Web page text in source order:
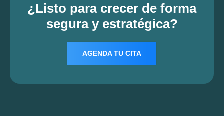
¿Listo para crecer de forma
segura y estratégica?
AGENDA TU CITA